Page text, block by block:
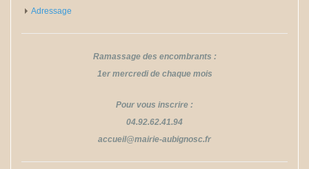
Adressage
Ramassage des encombrants :
1er mercredi de chaque mois
Pour vous inscrire :
04.92.62.41.94
​​​​​​​accueil@mairie-aubignosc.fr